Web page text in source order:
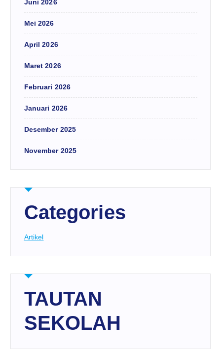
Juni 2026
Mei 2026
April 2026
Maret 2026
Februari 2026
Januari 2026
Desember 2025
November 2025
Categories
Artikel
TAUTAN
SEKOLAH